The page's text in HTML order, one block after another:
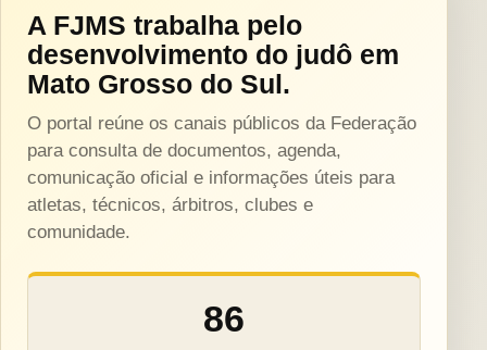
A FJMS trabalha pelo
desenvolvimento do judô em
Mato Grosso do Sul.
O portal reúne os canais públicos da Federação
para consulta de documentos, agenda,
comunicação oficial e informações úteis para
atletas, técnicos, árbitros, clubes e
comunidade.
86